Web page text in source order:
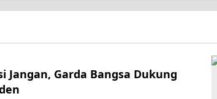
Jangan, Garda Bangsa Dukung